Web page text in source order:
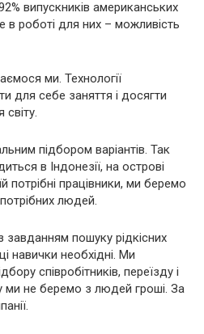
випускників американських
в роботі для них – можливість
ми. Технології
для себе заняття і досягти
світу.
підбором варіантів. Так
в Індонезії, на острові
потрібні працівники, ми беремо
людей.
пошуку рідкісних
навички необхідні. Ми
співробітників, переїзду і
ми не беремо з людей гроші. За